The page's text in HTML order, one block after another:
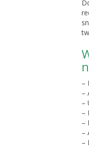
–
–
–
–
–
–
–